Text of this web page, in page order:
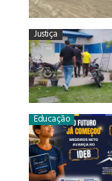
Justiça
Educação